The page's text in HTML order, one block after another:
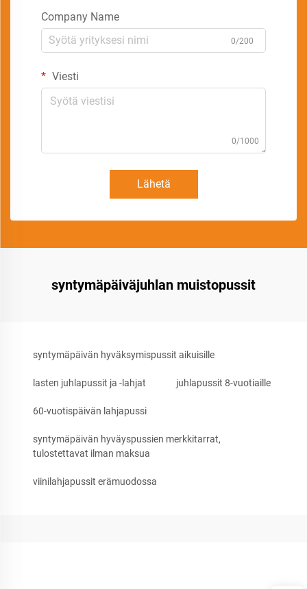
Company Name
0/200
Viesti
0/1000
Lähetä
syntymäpäiväjuhlan muistopussit
syntymäpäivän hyväksymispussit aikuisille
lasten juhlapussit ja -lahjat juhlapussit 8-vuotiaille
60-vuotispäivän lahjapussi
syntymäpäivän hyväyspussien merkkitarrat,
tulostettavat ilman maksua
viinilahjapussit erämuodossa